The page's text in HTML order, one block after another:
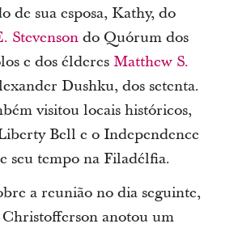
de sua esposa, Kathy, do
Stevensondo Quórum dos
e dos élderes Matthew S.
Dushku, dos setenta.
visitou locais históricos,
Bell e o Independence
seu tempo na Filadélfia.
a reunião no dia seguinte,
anotou um